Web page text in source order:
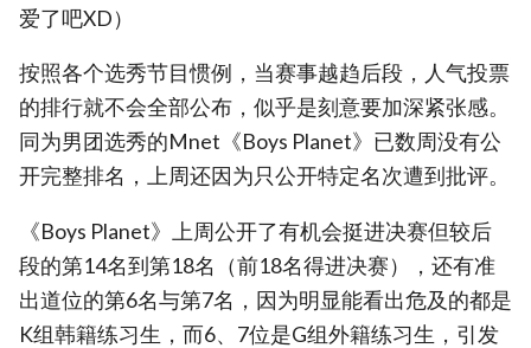
爱了吧XD）
按照各个选秀节目惯例，当赛事越趋后段，人气投票
的排行就不会全部公布，似乎是刻意要加深紧张感。
同为男团选秀的Mnet《Boys Planet》已数周没有公
开完整排名，上周还因为只公开特定名次遭到批评。
《Boys Planet》上周公开了有机会挺进决赛但较后
段的第14名到第18名（前18名得进决赛），还有准
出道位的第6名与第7名，因为明显能看出危及的都是
K组韩籍练习生，而6、7位是G组外籍练习生，引发